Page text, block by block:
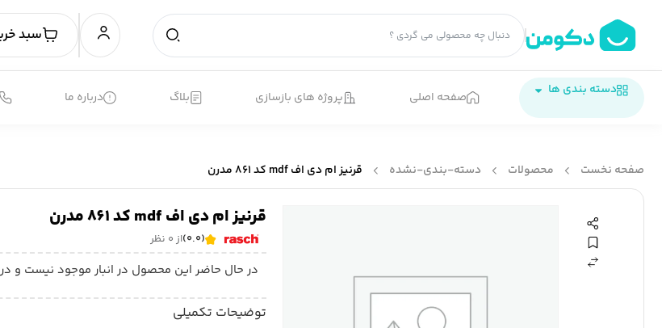
سبد
دسته بندی ها صفحه اصلی پروژه های بازسازی بلاگ درباره ما
صفحه نخست محصولات دسته-بندی-نشده قرنیز ام دی اف mdf کد 861 مدرن
قرنیز ام دی اف mdf کد 861 مدرن
(0.0) از 0 نظر
در حال حاضر این محصول در انبار موجود نیست و
توضیحات تکمیلی